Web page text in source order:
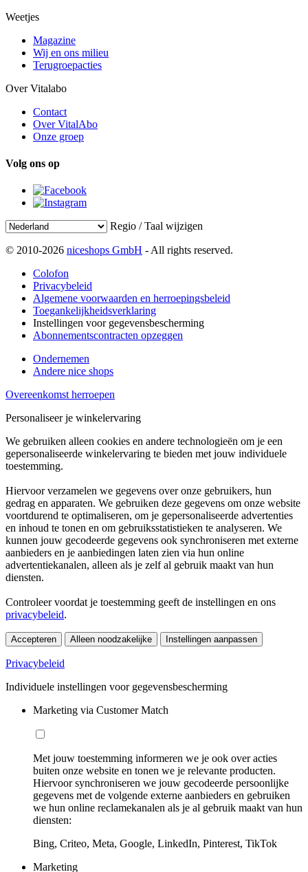
Weetjes
Magazine
Wij en ons milieu
Terugroepacties
Over Vitalabo
Contact
Over VitalAbo
Onze groep
Volg ons op
Regio / Taal wijzigen
© 2010-2026 niceshops GmbH - All rights reserved.
Colofon
Privacybeleid
Algemene voorwaarden en herroepingsbeleid
Toegankelijkheidsverklaring
Instellingen voor gegevensbescherming
Abonnementscontracten opzeggen
Ondernemen
Andere nice shops
Overeenkomst herroepen
Personaliseer je winkelervaring
We gebruiken alleen cookies en andere technologieën om je een
gepersonaliseerde winkelervaring te bieden met jouw individuele
toestemming.
Hiervoor verzamelen we gegevens over onze gebruikers, hun
gedrag en apparaten. We gebruiken deze gegevens om onze website
voortdurend te optimaliseren, om je gepersonaliseerde advertenties
en inhoud te tonen en om gebruiksstatistieken te analyseren. We
kunnen jouw gecodeerde gegevens ook synchroniseren met externe
aanbieders en je aanbiedingen laten zien via hun online
advertentiekanalen, alleen als je zelf al gebruik maakt van hun
diensten.
Controleer voordat je toestemming geeft de instellingen en ons
privacybeleid.
Accepteren Alleen noodzakelijke Instellingen aanpassen
Privacybeleid
Individuele instellingen voor gegevensbescherming
Marketing via Customer Match
Met jouw toestemming informeren we je ook over acties
buiten onze website en tonen we je relevante producten.
Hiervoor synchroniseren we jouw gecodeerde persoonlijke
gegevens met de volgende externe aanbieders en gebruiken
we hun online reclamekanalen als je al gebruik maakt van hun
diensten:
Bing, Criteo, Meta, Google, LinkedIn, Pinterest, TikTok
Marketing